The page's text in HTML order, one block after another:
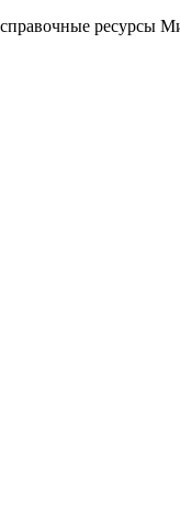
ресурсы